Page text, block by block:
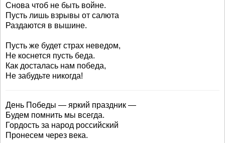
Снова чтоб не быть войне.
Пусть лишь взрывы от салюта
Раздаются в вышине.
Пусть же будет страх неведом,
Не коснется пусть беда.
Как досталась нам победа,
Не забудьте никогда!
День Победы — яркий праздник —
Будем помнить мы всегда.
Гордость за народ российский
Пронесем через века.